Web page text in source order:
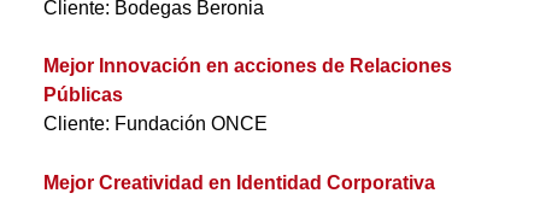
Cliente: Bodegas Beronia
Mejor Innovación en acciones de Relaciones
Públicas
Cliente: Fundación ONCE
Mejor Creatividad en Identidad Corporativa